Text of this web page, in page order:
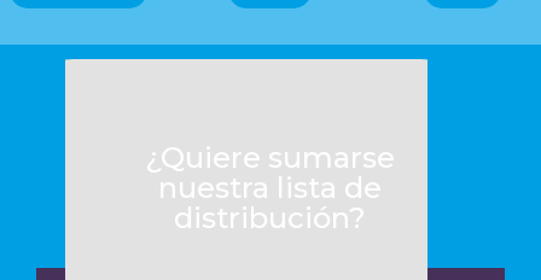
¿Quiere sumarse
nuestra lista de
distribución?